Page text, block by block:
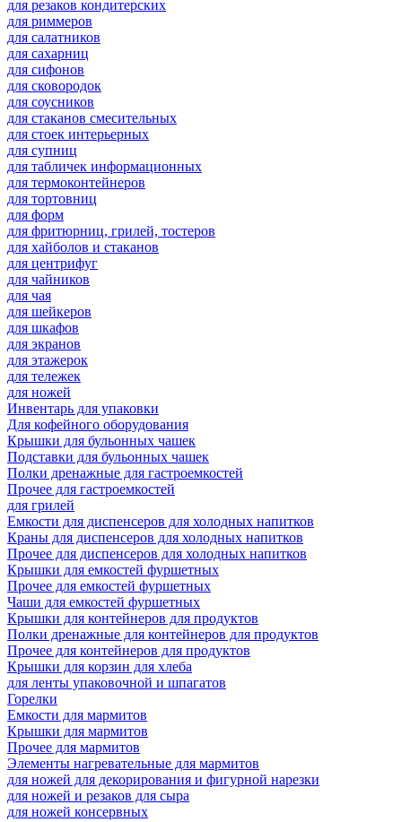
для резаков кондитерских
для риммеров
для салатников
для сахарниц
для сифонов
для сковородок
для соусников
для стаканов смесительных
для стоек интерьерных
для супниц
для табличек информационных
для термоконтейнеров
для тортовниц
для форм
для фритюрниц, грилей, тостеров
для хайболов и стаканов
для центрифуг
для чайников
для чая
для шейкеров
для шкафов
для экранов
для этажерок
для тележек
для ножей
Инвентарь для упаковки
Для кофейного оборудования
Крышки для бульонных чашек
Подставки для бульонных чашек
Полки дренажные для гастроемкостей
Прочее для гастроемкостей
для грилей
Емкости для диспенсеров для холодных напитков
Краны для диспенсеров для холодных напитков
Прочее для диспенсеров для холодных напитков
Крышки для емкостей фуршетных
Прочее для емкостей фуршетных
Чаши для емкостей фуршетных
Крышки для контейнеров для продуктов
Полки дренажные для контейнеров для продуктов
Прочее для контейнеров для продуктов
Крышки для корзин для хлеба
для ленты упаковочной и шпагатов
Горелки
Емкости для мармитов
Крышки для мармитов
Прочее для мармитов
Элементы нагревательные для мармитов
для ножей для декорирования и фигурной нарезки
для ножей и резаков для сыра
для ножей консервных